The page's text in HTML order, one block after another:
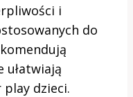
i
do
dzieci.